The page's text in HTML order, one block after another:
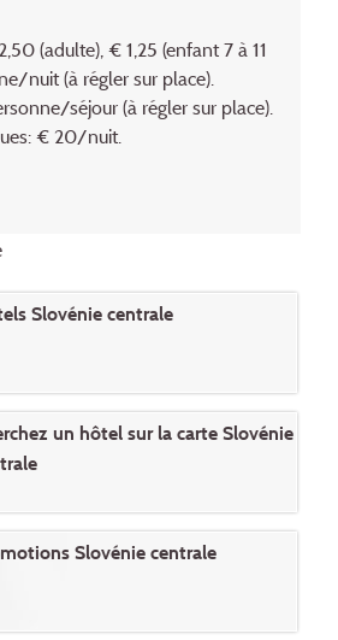
(adulte), € 1,25 (enfant 7 à 11
nuit (à régler sur place).
séjour (à régler sur place).
€ 20/nuit.
Slovénie centrale
un hôtel sur la carte Slovénie
Slovénie centrale